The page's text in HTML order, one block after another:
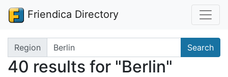
Friendica Directory
Search terms
Region Search
40 results for "Berlin"